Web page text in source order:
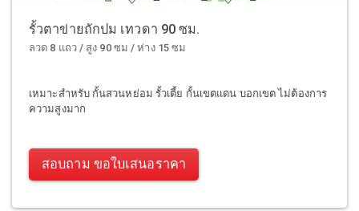
รั้วตาข่ายถักปม เทวดา 90 ซม.
ลวด 8 แถว / สูง 90 ซม / ห่าง 15 ซม
เหมาะสำหรับ กั้นสวนหย่อม รั้วเตี้ย กั้นเขตแดน บอกเขต ไม่ต้องการ
ความสูงมาก
สอบถาม ขอใบเสนอราคา